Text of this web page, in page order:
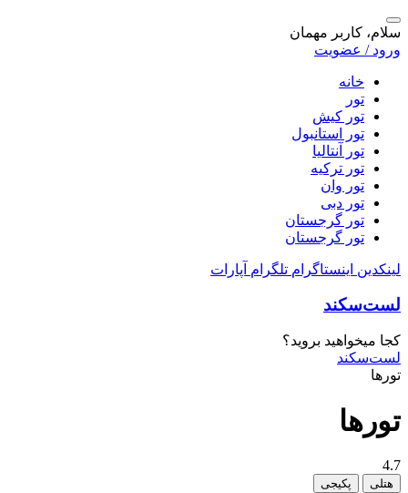
سلام، کاربر مهمان
ورود / عضویت
خانه
تور
تور کیش
تور استانبول
تور آنتالیا
تور ترکیه
تور وان
تور دبی
تور گرجستان
تور گرجستان
لینکدین اینستاگرام تلگرام آپارات
لست‌سکند
کجا میخواهید بروید؟
لست‌سکند
تورها
تور‌ها
4.7
هتلی پکیجی